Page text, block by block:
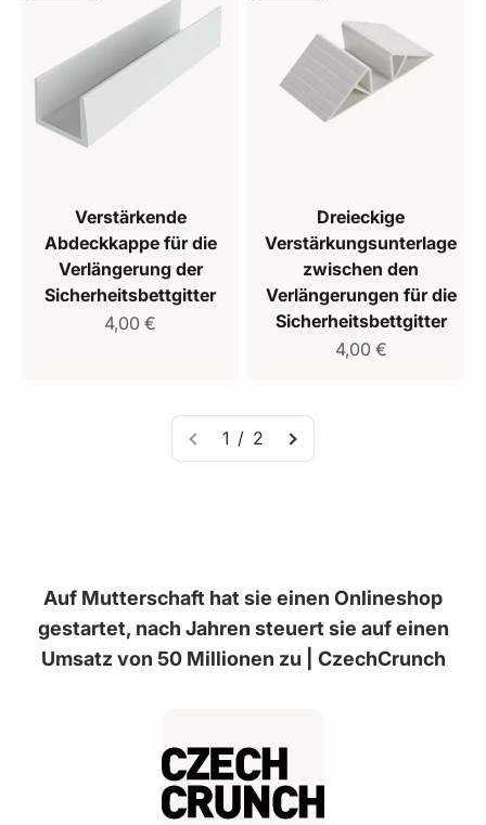
Verstärkende
Abdeckkappe für die
Verlängerung der
Sicherheitsbettgitter
Verkaufspreis
4,00 €
Dreieckige
Verstärkungsunterlage
zwischen den
Verlängerungen für die
Sicherheitsbettgitter
Verkaufspreis
4,00 €
1 / 2
Auf Mutterschaft hat sie einen Onlineshop
gestartet, nach Jahren steuert sie auf einen
Umsatz von 50 Millionen zu | CzechCrunch